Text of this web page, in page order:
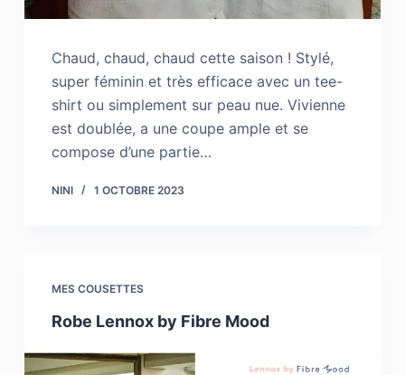
Chaud, chaud, chaud cette saison ! Stylé,
super féminin et très efficace avec un tee-
shirt ou simplement sur peau nue. Vivienne
est doublée, a une coupe ample et se
compose d’une partie…
NINI 1 OCTOBRE 2023
MES COUSETTES
Robe Lennox by Fibre Mood